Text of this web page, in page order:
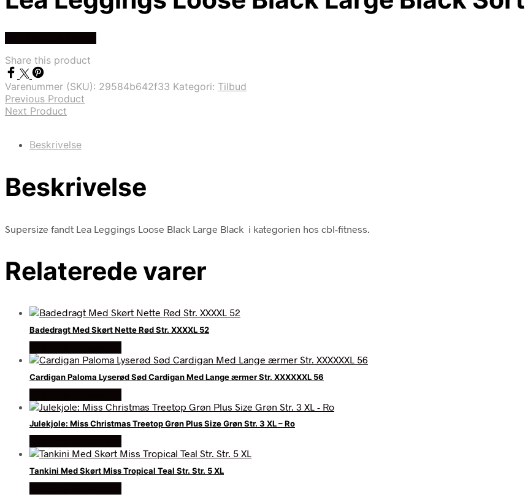
Share this product
Varenummer (SKU): 29584b642f33 Kategori: Tilbud
Previous Product
Next Product
Beskrivelse
Beskrivelse
Supersize fandt Lea Leggings Loose Black Large Black i kategorien hos cbl-fitness.
Relaterede varer
Badedragt Med Skørt Nette Rød Str. XXXXL 52
Cardigan Paloma Lyserød Sød Cardigan Med Lange ærmer Str. XXXXXXL 56
Julekjole: Miss Christmas Treetop Grøn Plus Size Grøn Str. 3 XL – Ro
Tankini Med Skørt Miss Tropical Teal Str. Str. 5 XL